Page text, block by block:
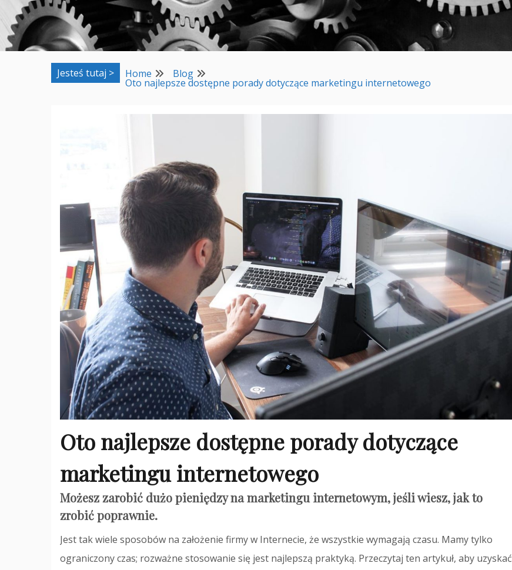
Jesteś tutaj > Home Blog
Oto najlepsze dostępne porady dotyczące marketingu internetowego
Oto najlepsze dostępne porady dotyczące
marketingu internetowego
Możesz zarobić dużo pieniędzy na marketingu internetowym, jeśli wiesz, jak to
zrobić poprawnie.
Jest tak wiele sposobów na założenie firmy w Internecie, że wszystkie wymagają czasu. Mamy tylko
ograniczony czas; rozważne stosowanie się jest najlepszą praktyką. Przeczytaj ten artykuł, aby uzyskać